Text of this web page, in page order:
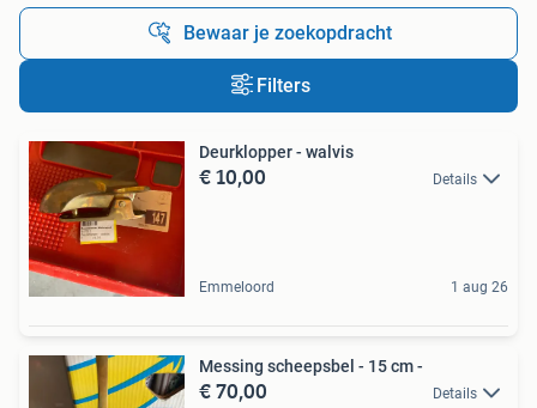
Bewaar je zoekopdracht
Filters
Deurklopper - walvis
€ 10,00 Details
Emmeloord 1 aug 26
Messing scheepsbel - 15 cm -
€ 70,00 Details